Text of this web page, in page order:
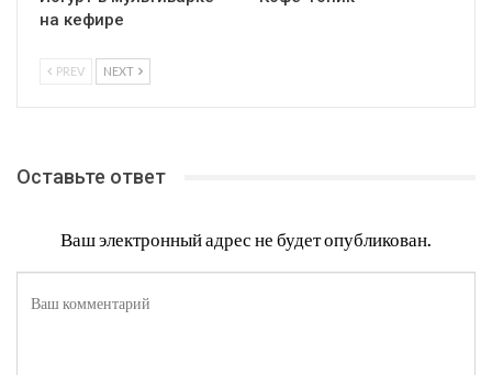
на кефире
PREV NEXT
Оставьте ответ
Ваш электронный адрес не будет опубликован.